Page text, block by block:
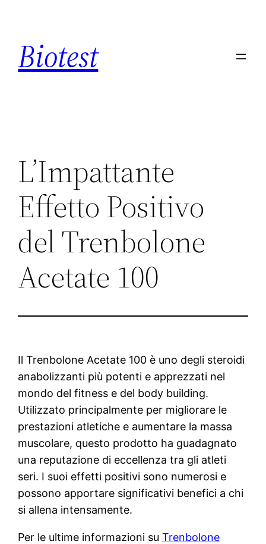
contenido
Biotest
L’Impattante
Effetto Positivo
del Trenbolone
Acetate 100
Il Trenbolone Acetate 100 è uno degli steroidi
anabolizzanti più potenti e apprezzati nel
mondo del fitness e del body building.
Utilizzato principalmente per migliorare le
prestazioni atletiche e aumentare la massa
muscolare, questo prodotto ha guadagnato
una reputazione di eccellenza tra gli atleti
seri. I suoi effetti positivi sono numerosi e
possono apportare significativi benefici a chi
si allena intensamente.
Per le ultime informazioni suTrenbolone